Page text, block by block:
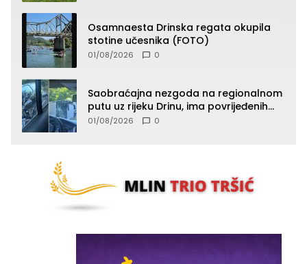
Osamnaesta Drinska regata okupila
stotine učesnika (FOTO)
01/08/2026 0
Saobraćajna nezgoda na regionalnom
putu uz rijeku Drinu, ima povrijeđenih
lica (FOTO)
01/08/2026 0